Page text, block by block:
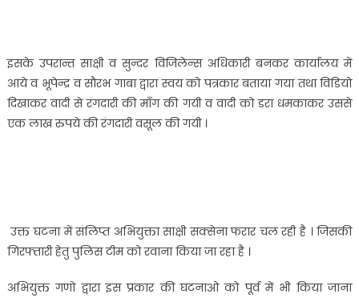
इसके उपरान्त साक्षी व सुन्दर विजिलेन्स अधिकारी बनकर कार्यालय में
आये व भूपेन्द्र व सौरभ गाबा द्वारा स्वय को पत्रकार बताया गया तथा विडियो
दिखाकर वादी से रंगदारी की माँग की गयी व वादी को डरा धमकाकर उससे
एक लाख रुपये की रंगदारी वसूल की गयी ।
उक्त घटना में संलिप्त अभियुक्ता साक्षी सक्सेना फरार चल रही है । जिसकी
गिरफ्तारी हेतु पुलिस टीम को रवाना किया जा रहा है ।
अभियुक्त गणो द्वारा इस प्रकार की घटनाओ को पूर्व में भी किया जाना